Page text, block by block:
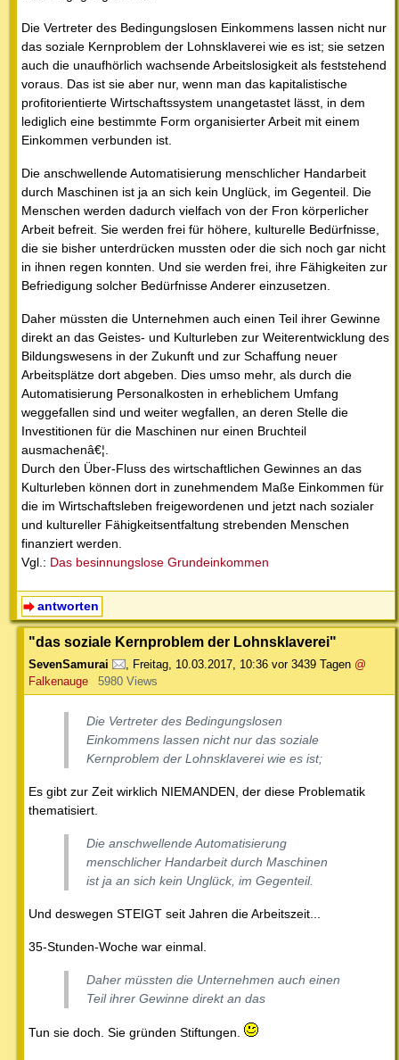
Die Vertreter des Bedingungslosen Einkommens lassen nicht nur
das soziale Kernproblem der Lohnsklaverei wie es ist; sie setzen
auch die unaufhörlich wachsende Arbeitslosigkeit als feststehend
voraus. Das ist sie aber nur, wenn man das kapitalistische
profitorientierte Wirtschaftssystem unangetastet lässt, in dem
lediglich eine bestimmte Form organisierter Arbeit mit einem
Einkommen verbunden ist.
Die anschwellende Automatisierung menschlicher Handarbeit
durch Maschinen ist ja an sich kein Unglück, im Gegenteil. Die
Menschen werden dadurch vielfach von der Fron körperlicher
Arbeit befreit. Sie werden frei für höhere, kulturelle Bedürfnisse,
die sie bisher unterdrücken mussten oder die sich noch gar nicht
in ihnen regen konnten. Und sie werden frei, ihre Fähigkeiten zur
Befriedigung solcher Bedürfnisse Anderer einzusetzen.
Daher müssten die Unternehmen auch einen Teil ihrer Gewinne
direkt an das Geistes- und Kulturleben zur Weiterentwicklung des
Bildungswesens in der Zukunft und zur Schaffung neuer
Arbeitsplätze dort abgeben. Dies umso mehr, als durch die
Automatisierung Personalkosten in erheblichem Umfang
weggefallen sind und weiter wegfallen, an deren Stelle die
Investitionen für die Maschinen nur einen Bruchteil
ausmachenâ€¦.
Durch den Über-Fluss des wirtschaftlichen Gewinnes an das
Kulturleben können dort in zunehmendem Maße Einkommen für
die im Wirtschaftsleben freigewordenen und jetzt nach sozialer
und kultureller Fähigkeitsentfaltung strebenden Menschen
finanziert werden.
Vgl.: Das besinnungslose Grundeinkommen
antworten
"das soziale Kernproblem der Lohnsklaverei"
SevenSamurai , Freitag, 10.03.2017, 10:36 vor 3439 Tagen @
Falkenauge
5980 Views
Die Vertreter des Bedingungslosen
Einkommens lassen nicht nur das soziale
Kernproblem der Lohnsklaverei wie es ist;
Es gibt zur Zeit wirklich NIEMANDEN, der diese Problematik
thematisiert.
Die anschwellende Automatisierung
menschlicher Handarbeit durch Maschinen
ist ja an sich kein Unglück, im Gegenteil.
Und deswegen STEIGT seit Jahren die Arbeitszeit...
35-Stunden-Woche war einmal.
Daher müssten die Unternehmen auch einen
Teil ihrer Gewinne direkt an das
Tun sie doch. Sie gründen Stiftungen.